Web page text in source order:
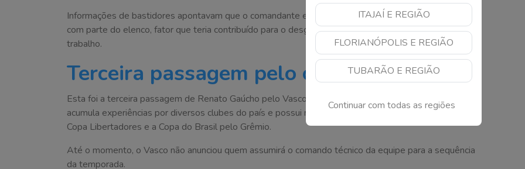
ITAJAÍ E REGIÃO
FLORIANÓPOLIS E REGIÃO
TUBARÃO E REGIÃO
Continuar com todas as regiões
Informações de bastidores apontavam que o comandante enfrentava dificuldades no relacionamento
com parte do elenco, fator que teria contribuído para o desgaste e para a decisão pela interrupção do
trabalho.
Terceira passagem pelo clube
Esta foi a terceira passagem de Renato Gaúcho pelo Vasco. Ídolo do futebol brasileiro, o treinador
acumula experiências por diversos clubes do país e possui no currículo títulos importantes, incluindo a
Copa Libertadores e a Copa do Brasil pelo Grêmio.
Até o momento, o Vasco não anunciou quem assumirá o comando técnico da equipe para a sequência
da temporada.